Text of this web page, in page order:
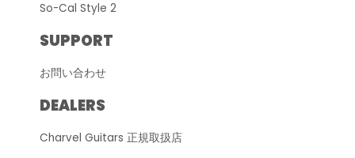
So-Cal Style 2
SUPPORT
お問い合わせ
DEALERS
Charvel Guitars 正規取扱店